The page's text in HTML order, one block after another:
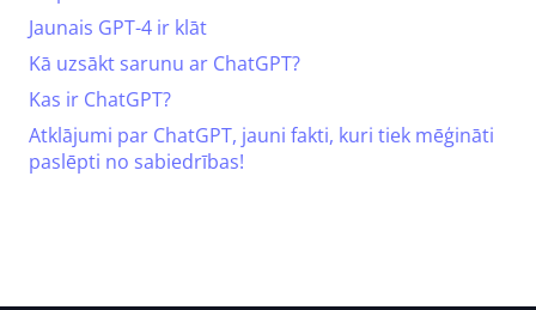
Jaunais GPT-4 ir klāt
Kā uzsākt sarunu ar ChatGPT?
Kas ir ChatGPT?
Atklājumi par ChatGPT, jauni fakti, kuri tiek mēģināti
paslēpti no sabiedrības!